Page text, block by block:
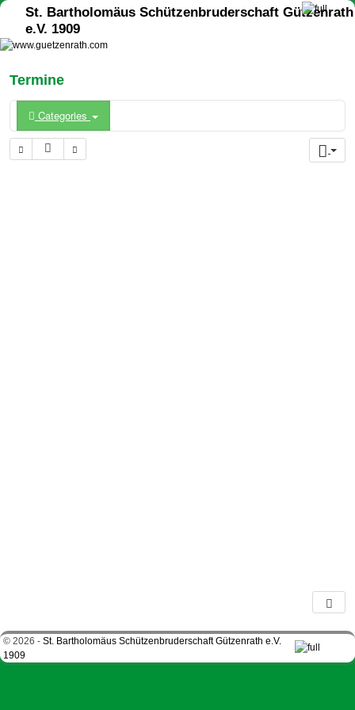
St. Bartholomäus Schützenbruderschaft Gützenrath
e.V. 1909
Termine
Categories
© 2026 - St. Bartholomäus Schützenbruderschaft Gützenrath e.V.
1909